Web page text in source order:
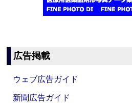
広告掲載
ウェブ広告ガイド
新聞広告ガイド